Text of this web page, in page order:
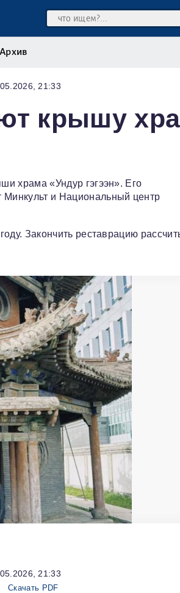
Архив
21:33
крышу
храма «Ундур гэгээн». Его
и Национальный центр
Закончить реставрацию
21:33
Скачать PDF